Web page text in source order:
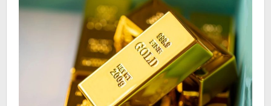
2025),
Antam
Paling
Dominan